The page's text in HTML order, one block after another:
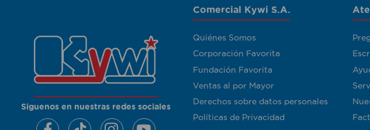
Siguenos en nuestras redes sociales
Comercial Kywi S.A.
Quiénes Somos
Corporación Favorita
Fundación Favorita
Ventas al por Mayor
Derechos sobre datos personales
Políticas de Privacidad